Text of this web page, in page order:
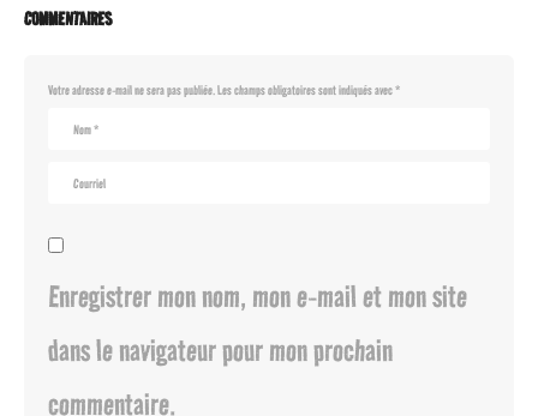
COMMENTAIRES
Votre adresse e-mail ne sera pas publiée.Les champs obligatoires sont indiqués avec*
Enregistrer mon nom, mon e-mail et mon site
dans le navigateur pour mon prochain
commentaire.